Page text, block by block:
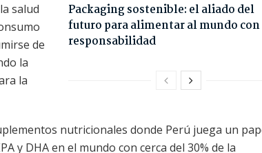
Packaging sostenible: el aliado del
futuro para alimentar al mundo con
responsabilidad
salud
de
la
la
nutricionales donde Perú juega un
y DHA en el mundo con cerca del 30% de la